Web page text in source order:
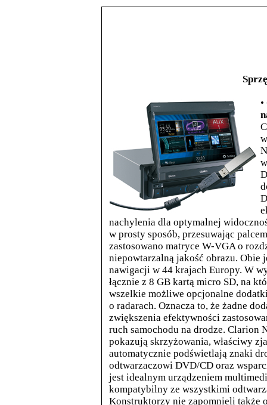
•
nachylenia dla optymalnej
w prosty sposób, przesuwając
zastosowano matryce W-VGA o
niepowtarzalną jakość obrazu. Obie
nawigacji w 44 krajach Europy. W
łącznie z 8 GB kartą micro SD, na
wszelkie możliwe opcjonalne
o radarach. Oznacza to, że żadne
zwiększenia efektywności
ruch samochodu na drodze. Clarion
pokazują skrzyżowania, właściwy
automatycznie podświetlają znaki
odtwarzaczowi DVD/CD oraz
jest idealnym urządzeniem
kompatybilny ze wszystkimi
Konstruktorzy nie zapomnieli także